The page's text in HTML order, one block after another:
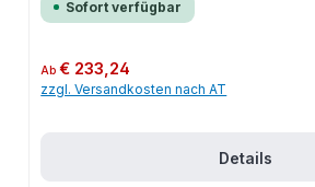
Sofort verfügbar
Regulärer Preis:
Ab€ 233,24
zzgl. Versandkosten nach AT
Details